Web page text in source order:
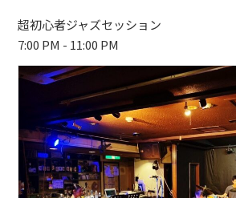
CONTACT
ブッキングライブ出演者
楽器機材等
超初心者ジャズセッション
7:00 PM - 11:00 PM